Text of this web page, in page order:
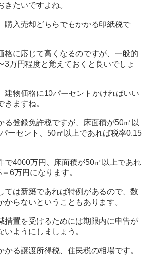
きたいですよね。
購入売却どちらでもかかる印紙税で
格に応じて高くなるのですが、一般的
3万円程度と覚えておくと良いでしょ
建物価格に10パーセントかければいい
きますね。
る登録免許税ですが、床面積が50㎡以
ーセント、50㎡以上であれば税率0.15
で4000万円、床面積が50㎡以上であれ
6万円になります。
ては新築であれば特例があるので、数
からないということもあります。
措置を受けるためには期限内に申告が
いようにしましょう。
かる譲渡所得税、住民税の相場です。